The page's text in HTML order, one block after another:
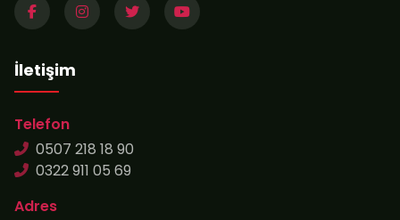
İletişim
Telefon
0507 218 18 90
0322 911 05 69
Adres